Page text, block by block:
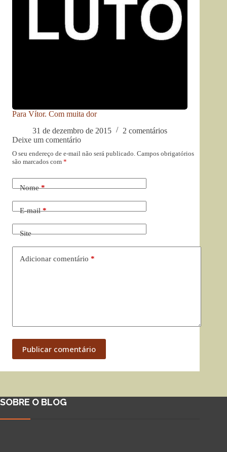
Para Vítor. Com muita dor
31 de dezembro de 2015
2 comentários
Deixe um comentário
O seu endereço de e-mail não será publicado. Campos obrigatórios
são marcados com *
Nome*
E-mail*
Site
Adicionar comentário *
Publicar comentário
SOBRE O BLOG